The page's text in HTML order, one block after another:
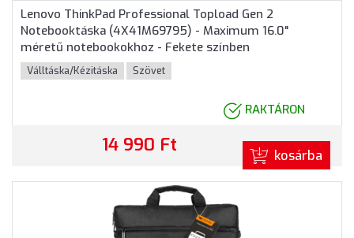
Lenovo ThinkPad Professional Topload Gen 2
Notebooktáska (4X41M69795) - Maximum 16.0"
méretű notebookokhoz - Fekete színben
Válltáska/Kézitáska Szövet
RAKTÁRON
14 990 Ft kosárba